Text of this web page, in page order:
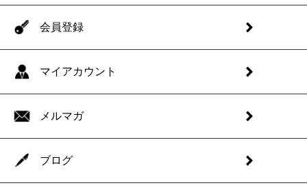
会員登録
マイアカウント
メルマガ
ブログ